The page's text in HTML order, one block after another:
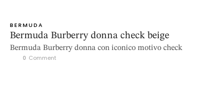
BERMUDA
Bermuda Burberry donna check beige
Bermuda Burberry donna con iconico motivo check
0 Comment